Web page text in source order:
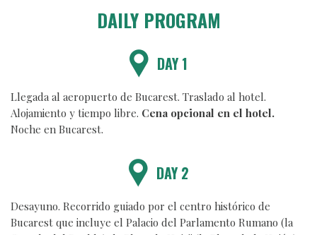
DAILY PROGRAM
DAY 1
Llegada al aeropuerto de Bucarest. Traslado al hotel.
Alojamiento y tiempo libre. Cena opcional en el hotel.
Noche en Bucarest.
DAY 2
Desayuno. Recorrido guiado por el centro histórico de
Bucarest que incluye el Palacio del Parlamento Rumano (la